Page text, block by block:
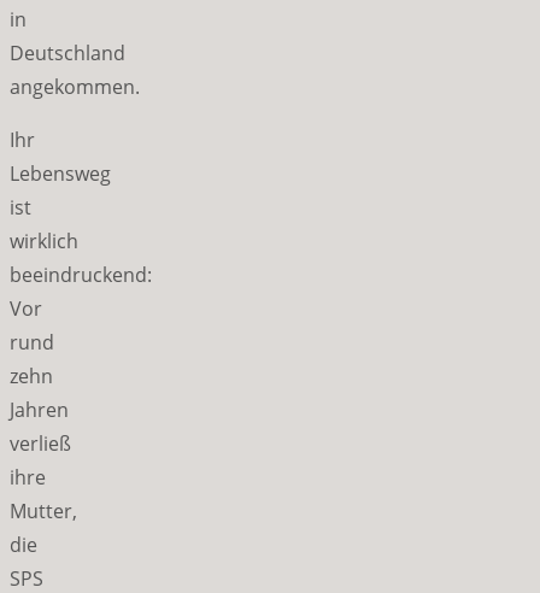
in
Deutschland
angekommen.
Ihr
Lebensweg
ist
wirklich
beeindruckend:
Vor
rund
zehn
Jahren
verließ
ihre
Mutter,
die
SPS